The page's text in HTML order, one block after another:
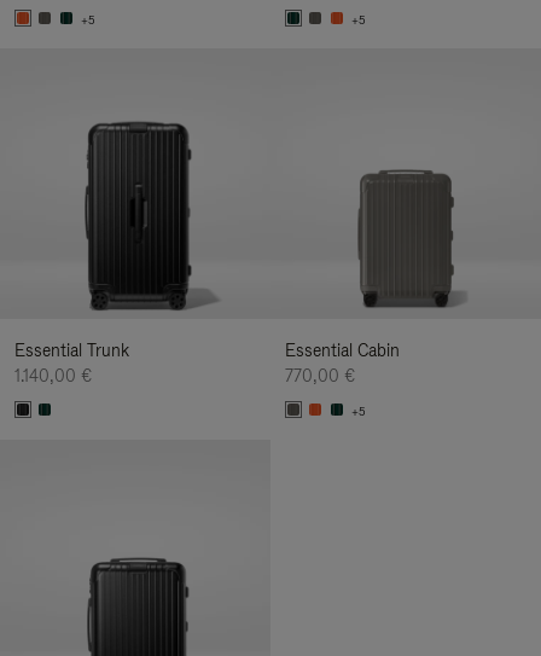
+5 +5
Essential Trunk
1.140,00 €
Essential Cabin
770,00 €
+5